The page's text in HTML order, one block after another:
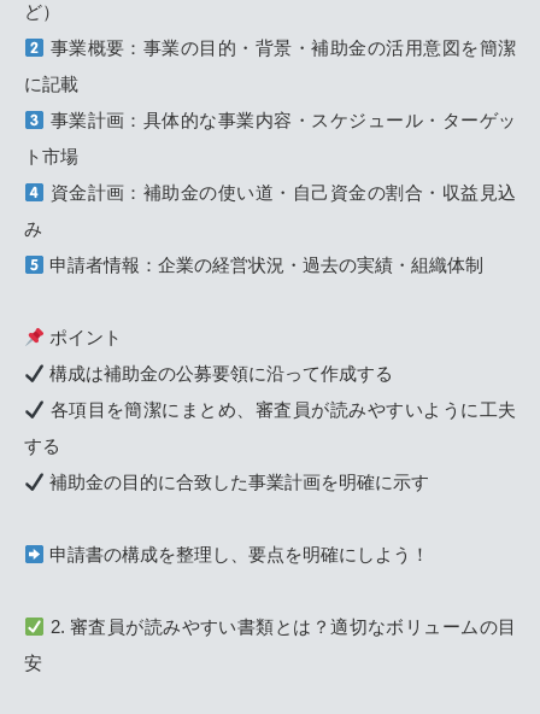
ど）
事業概要：事業の目的・背景・補助金の活用意図を簡潔
に記載
事業計画：具体的な事業内容・スケジュール・ターゲッ
ト市場
資金計画：補助金の使い道・自己資金の割合・収益見込
み
申請者情報：企業の経営状況・過去の実績・組織体制
ポイント
構成は補助金の公募要領に沿って作成する
各項目を簡潔にまとめ、審査員が読みやすいように工夫
する
補助金の目的に合致した事業計画を明確に示す
申請書の構成を整理し、要点を明確にしよう！
2. 審査員が読みやすい書類とは？適切なボリュームの目
安